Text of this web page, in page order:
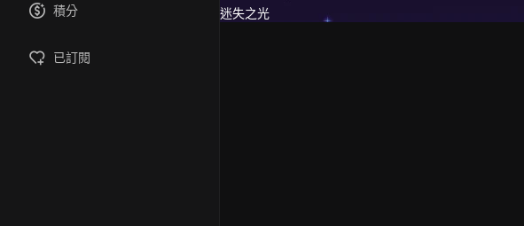
積分
已訂閱
迷失之光